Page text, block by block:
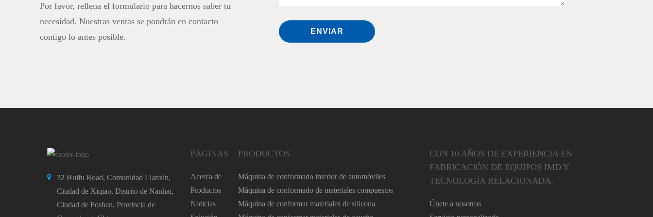
Por favor, rellena el formulario para hacernos saber tu
necesidad. Nuestras ventas se pondrán en contacto
contigo lo antes posible.
ENVIAR
32 Huifu Road, Comunidad Lianxin,
Ciudad de Xiqiao, Distrito de Nanhai,
Ciudad de Foshan, Provincia de
PÁGINAS
Acerca de
Productos
Noticias
PRODUCTOS
Máquina de conformado interior de automóviles
Máquina de conformado de materiales compuestos
Máquina de conformar materiales de silicona
CON 10 AÑOS DE EXPERIENCIA EN
FABRICACIÓN DE EQUIPOS IMD Y
TECNOLOGÍA RELACIONADA.
Únete a nosotros